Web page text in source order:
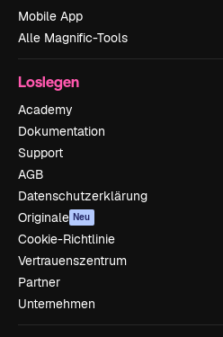
Mobile App
Alle Magnific-Tools
Loslegen
Academy
Dokumentation
Support
AGB
Datenschutzerklärung
Originale Neu
Cookie-Richtlinie
Vertrauenszentrum
Partner
Unternehmen